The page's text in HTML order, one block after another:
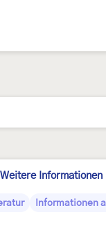
Weitere Informationen
Informationen